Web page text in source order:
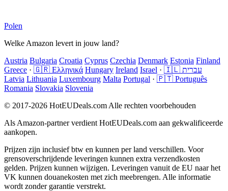
Polen
Welke Amazon levert in jouw land?
Austria Bulgaria Croatia Cyprus Czechia Denmark Estonia Finland
Greece · 🇬🇷 Ελληνικά Hungary Ireland Israel ·
🇮🇱 עברית
Latvia Lithuania Luxembourg Malta Portugal · 🇵🇹 Português
Romania Slovakia Slovenia
© 2017-2026 HotEUDeals.com Alle rechten voorbehouden
Als Amazon-partner verdient HotEUDeals.com aan gekwalificeerde
aankopen.
Prijzen zijn inclusief btw en kunnen per land verschillen. Voor
grensoverschrijdende leveringen kunnen extra verzendkosten
gelden. Prijzen kunnen wijzigen. Leveringen vanuit de EU naar het
VK kunnen douanekosten met zich meebrengen. Alle informatie
wordt zonder garantie verstrekt.